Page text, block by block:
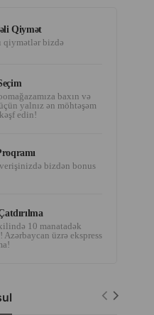
Qiymət
qiymətlər bizdə
baxın və
yalnız ən möhtəşəm
edin!
verişinizdə bizdən bonus
10 manatadək
Azərbaycan üzrə ekspress